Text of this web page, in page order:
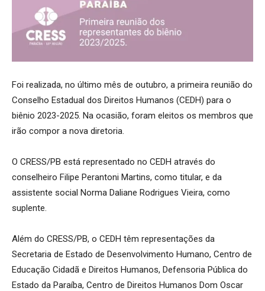
Foi realizada, no último mês de outubro, a primeira reunião do
Conselho Estadual dos Direitos Humanos (CEDH) para o
biênio 2023-2025. Na ocasião, foram eleitos os membros que
irão compor a nova diretoria.
O CRESS/PB está representado no CEDH através do
conselheiro Filipe Perantoni Martins, como titular, e da
assistente social Norma Daliane Rodrigues Vieira, como
suplente.
Além do CRESS/PB, o CEDH têm representações da
Secretaria de Estado de Desenvolvimento Humano, Centro de
Educação Cidadã e Direitos Humanos, Defensoria Pública do
Estado da Paraíba, Centro de Direitos Humanos Dom Oscar